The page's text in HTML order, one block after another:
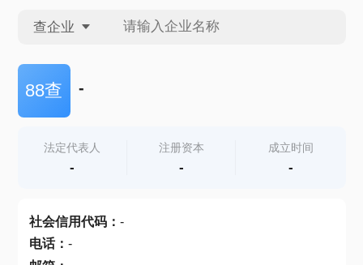
查企业
查企业
查产地
88查 -
法定代表人
-
注册资本
-
成立时间
-
社会信用代码： -
电话： -